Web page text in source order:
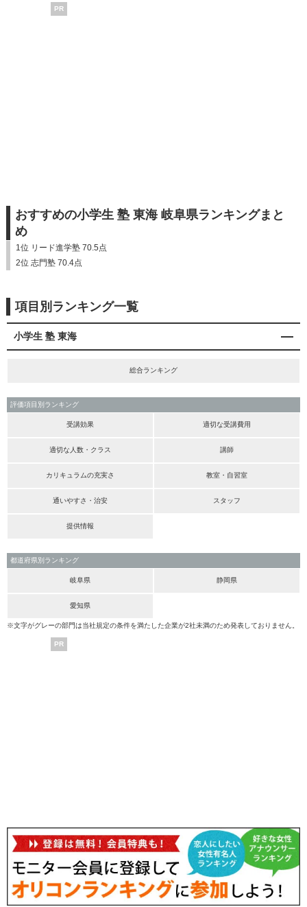
PR
おすすめの小学生 塾 東海 岐阜県ランキングまと
め
1位 リード進学塾 70.5点
2位 志門塾 70.4点
項目別ランキング一覧
小学生 塾 東海
総合ランキング
評価項目別ランキング
受講効果 適切な受講費用
適切な人数・クラス 講師
カリキュラムの充実さ 教室・自習室
通いやすさ・治安 スタッフ
提供情報
都道府県別ランキング
岐阜県 静岡県
愛知県
※文字がグレーの部門は当社規定の条件を満たした企業が2社未満のため発表しておりません。
PR